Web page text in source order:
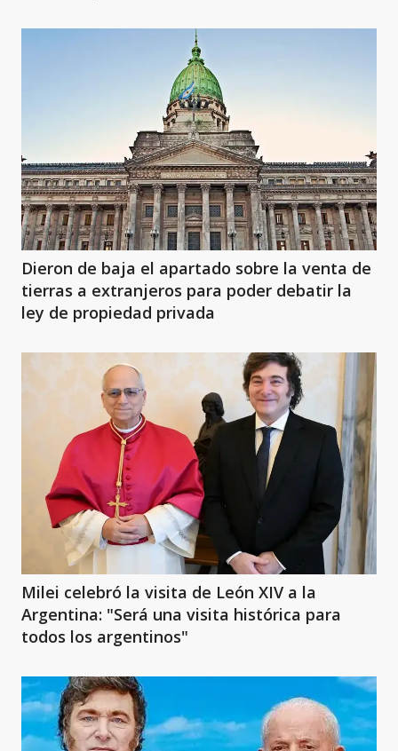
Dieron de baja el apartado sobre la venta de
tierras a extranjeros para poder debatir la
ley de propiedad privada
Milei celebró la visita de León XIV a la
Argentina: "Será una visita histórica para
todos los argentinos"